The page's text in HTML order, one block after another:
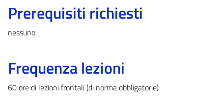
Prerequisiti richiesti
nessuno
Frequenza lezioni
60 ore di lezioni frontali (di norma obbligatorie)